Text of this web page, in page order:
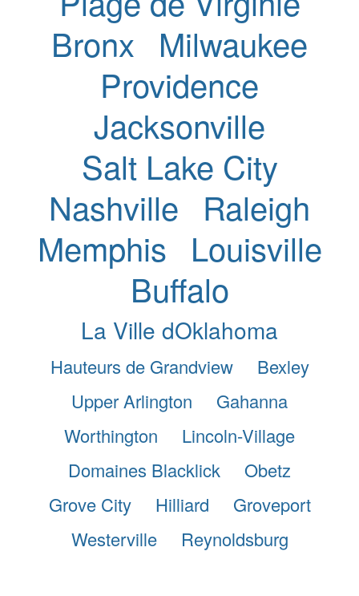
Bronx Milwaukee
Providence
Jacksonville
Salt Lake City
Nashville Raleigh
Memphis Louisville
Buffalo
La Ville dOklahoma
Hauteurs de Grandview
Bexley
Upper Arlington
Gahanna
Worthington
Lincoln-Village
Domaines Blacklick
Obetz
Grove City
Hilliard
Groveport
Westerville
Reynoldsburg